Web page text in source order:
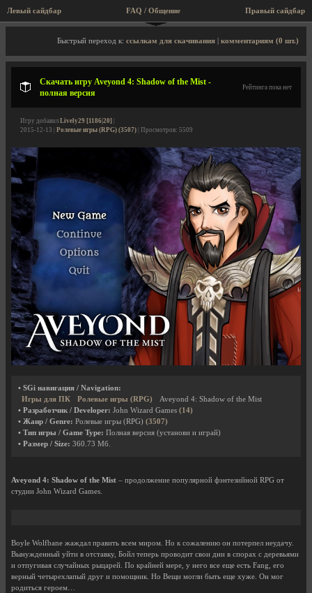
Левый сайдбар Правый сайдбар
FAQ / Общение
Описание игры, скриншоты, видео
Быстрый переход к: ссылкам для скачивания комментариям (0 шт.)
Скачать игру Aveyond 4: Shadow of the Mist -
полная версия
Рейтинга пока нет
Игру добавил Lively29 [1186|20]
2015-12-13 | Ролевые игры (RPG) (3507) | Просмотров: 5509
• SGi навигация / Navigation:
Игры для ПК
Ролевые игры (RPG)
Aveyond 4: Shadow of the Mist
• Разработчик / Developer: John Wizard Games (14)
• Жанр / Genre: Ролевые игры (RPG) (3507)
• Тип игры / Game Type: Полная версия (установи и играй)
• Размер / Size: 360.73 Мб.
Aveyond 4: Shadow of the Mist – продолжение популярной фэнтезийной RPG от
студии John Wizard Games.
Boyle Wolfbane жаждал править всем миром. Но к сожалению он потерпел неудачу.
Вынужденный уйти в отставку, Бойл теперь проводит свои дни в спорах с деревьями
и отпугивая случайных рыцарей. По крайней мере, у него все еще есть Fang, его
верный четырехлапый друг и помощник. Но Вещи могли быть еще хуже. Он мог
родиться героем…